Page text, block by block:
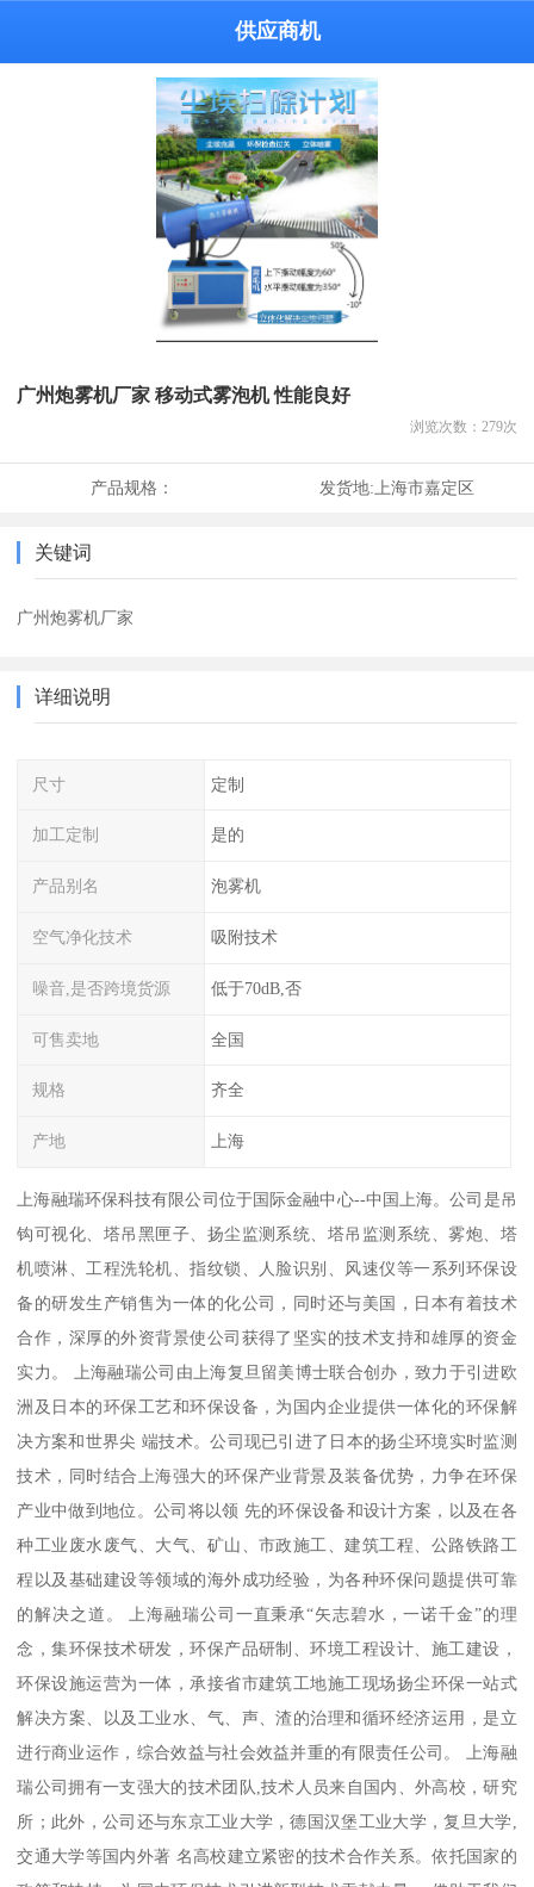
供应商机
广州炮雾机厂家 移动式雾泡机 性能良好
浏览次数： 279次
产品规格： 发货地:上海市嘉定区
关键词
广州炮雾机厂家
详细说明
尺寸 定制
加工定制 是的
产品别名 泡雾机
空气净化技术 吸附技术
噪音,是否跨境货源 低于70dB,否
可售卖地 全国
规格 齐全
产地 上海
上海融瑞环保科技有限公司位于国际金融中心--中国上海。公司是吊
钩可视化、塔吊黑匣子、扬尘监测系统、塔吊监测系统、雾炮、塔
机喷淋、工程洗轮机、指纹锁、人脸识别、风速仪等一系列环保设
备的研发生产销售为一体的化公司，同时还与美国，日本有着技术
合作，深厚的外资背景使公司获得了坚实的技术支持和雄厚的资金
实力。 上海融瑞公司由上海复旦留美博士联合创办，致力于引进欧
洲及日本的环保工艺和环保设备，为国内企业提供一体化的环保解
决方案和世界尖 端技术。公司现已引进了日本的扬尘环境实时监测
技术，同时结合上海强大的环保产业背景及装备优势，力争在环保
产业中做到地位。公司将以领 先的环保设备和设计方案，以及在各
种工业废水废气、大气、矿山、市政施工、建筑工程、公路铁路工
程以及基础建设等领域的海外成功经验，为各种环保问题提供可靠
的解决之道。 上海融瑞公司一直秉承“矢志碧水，一诺千金”的理
念，集环保技术研发，环保产品研制、环境工程设计、施工建设，
环保设施运营为一体，承接省市建筑工地施工现场扬尘环保一站式
解决方案、以及工业水、气、声、渣的治理和循环经济运用，是立
进行商业运作，综合效益与社会效益并重的有限责任公司。 上海融
瑞公司拥有一支强大的技术团队,技术人员来自国内、外高校，研究
所；此外，公司还与东京工业大学，德国汉堡工业大学，复旦大学,
交通大学等国内外著 名高校建立紧密的技术合作关系。依托国家的